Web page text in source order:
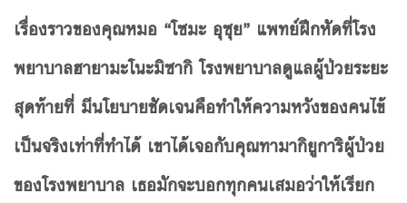
เรื่องราวของคุณหมอ “โซมะ อุซุย” แพทย์ฝึกหัดที่โรง
พยาบาลฮายามะโนะมิซากิ โรงพยาบาลดูแลผู้ป่วยระยะ
สุดท้ายที่ มีนโยบายชัดเจนคือทำให้ความหวังของคนไข้
เป็นจริงเท่าที่ทำได้ เขาได้เจอกับคุณทามากิยูการิผู้ป่วย
ของโรงพยาบาล เธอมักจะบอกทุกคนเสมอว่าให้เรียก